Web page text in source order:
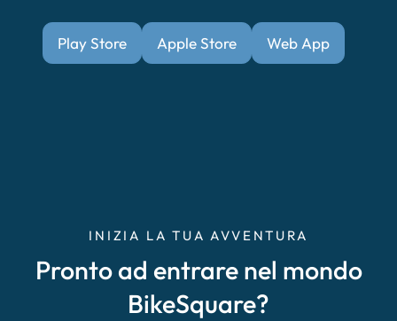
Play Store Apple Store Web App
INIZIA LA TUA AVVENTURA
Pronto ad entrare nel mondo
BikeSquare?